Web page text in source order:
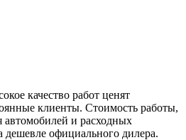
качество работ ценят
клиенты. Стоимость работы,
автомобилей и расходных
дешевле официального дилера.